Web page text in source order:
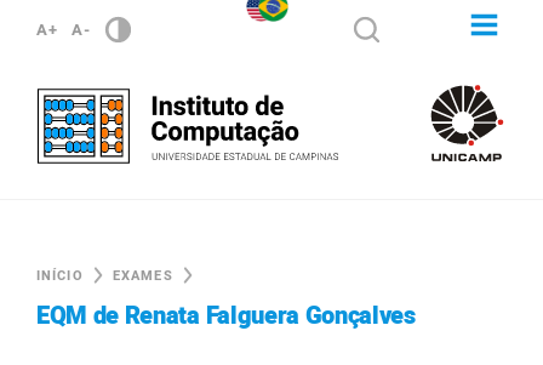
A+ A-
INÍCIO EXAMES
EQM de Renata Falguera Gonçalves